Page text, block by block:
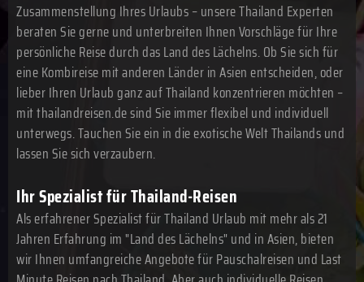
Zusammenstellung Ihres Urlaubs – unsere Thailand Experten
beraten Sie gerne und unterbreiten Ihnen Vorschläge für Ihre
persönliche Reise durch das Land des Lächelns. Ob Sie sich für
eine Kombireise mit anderen Länder in Asien entscheiden, oder
lieber Ihren Urlaub ganz auf Thailand konzentrieren möchten –
mit thailandreisen.de sind Sie immer flexibel und individuell
unterwegs. Tauchen Sie ein in die exotische Welt Thailands und
lassen Sie sich verzaubern.
Ihr Spezialist für Thailand-Reisen
Als erfahrener Spezialist für Thailand Urlaub mit mehr als 21
Jahren Erfahrung im "Land des Lächelns" und in Asien, bieten
wir Ihnen umfangreiche Angebote für Pauschalreisen und Last